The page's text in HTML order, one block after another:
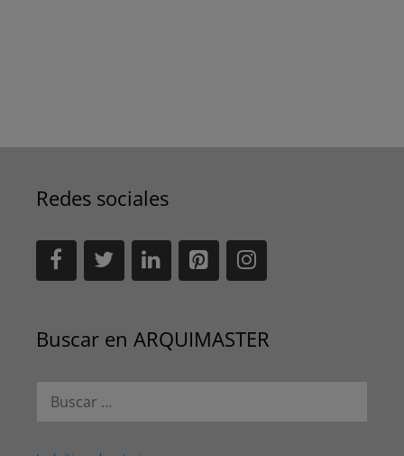
Redes sociales
Buscar en ARQUIMASTER